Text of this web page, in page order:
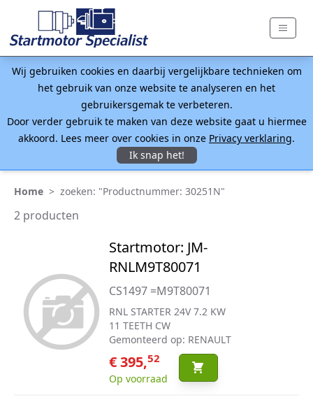
Wij gebruiken cookies en daarbij vergelijkbare technieken om
het gebruik van onze website te analyseren en het
gebruikersgemak te verbeteren.
Door verder gebruik te maken van deze website gaat u hiermee
akkoord. Lees meer over cookies in onze Privacy verklaring.
Ik snap het!
Home > zoeken: "Productnummer: 30251N"
2 producten
Startmotor: JM-
RNLM9T80071
CS1497 =M9T80071
RNL STARTER 24V 7.2 KW
11 TEETH CW
Gemonteerd op: RENAULT
€ 395,52
Op voorraad